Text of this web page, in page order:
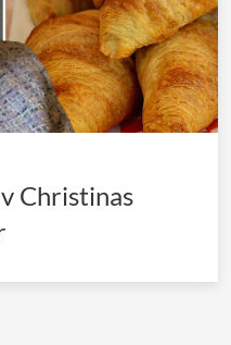
Christinas